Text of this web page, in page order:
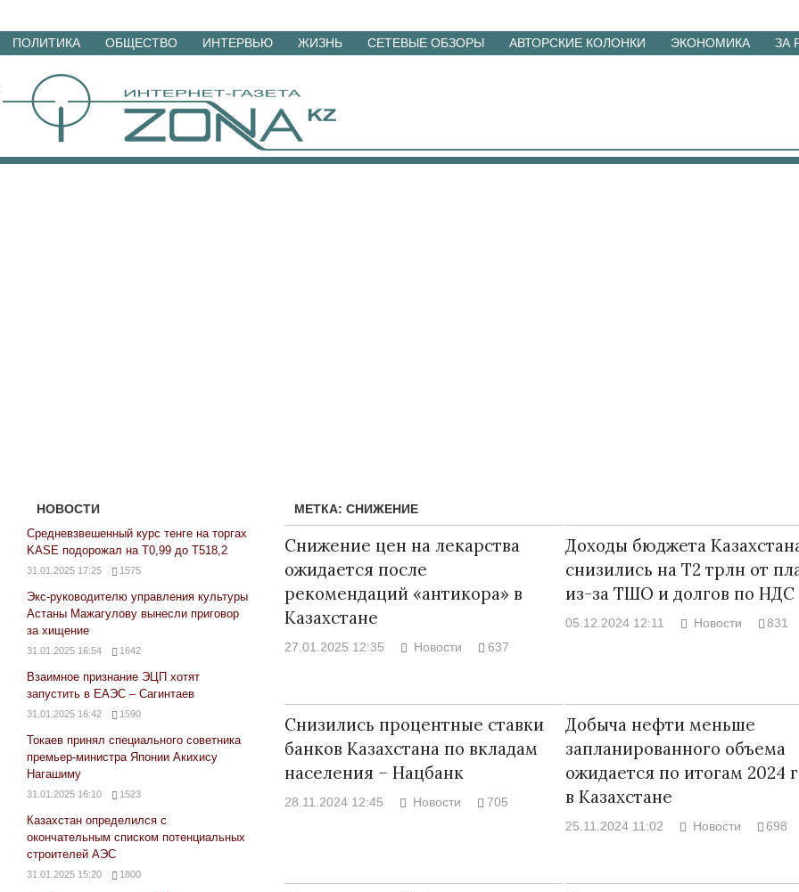
Перейти
материалам
ПОЛИТИКА ОБЩЕСТВО ИНТЕРВЬЮ ЖИЗНЬ СЕТЕВЫЕ ОБЗОРЫ АВТОРСКИЕ КОЛОНКИ ЭКОНОМИКА ЗА
МЕТКА:СНИЖЕНИЕ
Снижение цен на лекарства
ожидается после
рекомендаций «антикора» в
Казахстане
27.01.2025 12:35 Новости 637
Доходы бюджета
снизились на Т2 трлн от
из-за ТШО и долгов по НДС
05.12.2024 12:11 Новости 831
Снизились процентные ставки
банков Казахстана по вкладам
населения – Нацбанк
28.11.2024 12:45 Новости 705
Добыча нефти меньше
запланированного объема
ожидается по итогам 2024
в Казахстане
25.11.2024 11:02 Новости 698
НОВОСТИ
Средневзвешенный курс тенге на торгах
KASE подорожал на Т0,99 до Т518,2
31.01.2025 17:25 1575
Экс-руководителю управления культуры
Астаны Мажагулову вынесли приговор
за хищение
31.01.2025 16:54 1642
Взаимное признание ЭЦП хотят
запустить в ЕАЭС – Сагинтаев
31.01.2025 16:42 1590
Токаев принял специального советника
премьер-министра Японии Акихису
Нагашиму
31.01.2025 16:10 1523
Казахстан определился с
окончательным списком потенциальных
строителей АЭС
31.01.2025 15:20 1800
17.10.2024 17:00 29972
Дарига не
мошенниками
30.10.2024